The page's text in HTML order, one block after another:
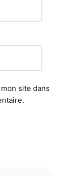
site dans